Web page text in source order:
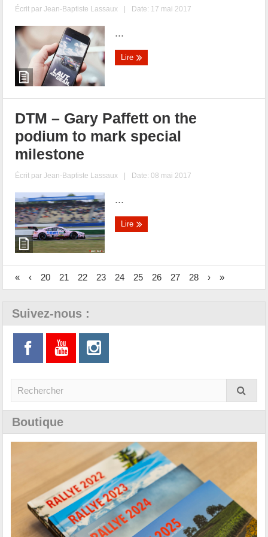
Écrit parJean-Baptiste Lassaux | Date: 17 mai 2017
...
Lire
DTM – Gary Paffett on the
podium to mark special
milestone
Écrit parJean-Baptiste Lassaux | Date: 08 mai 2017
...
Lire
« ‹ 20 21 22 23 24 25 26 27 28 › »
Suivez-nous :
Boutique